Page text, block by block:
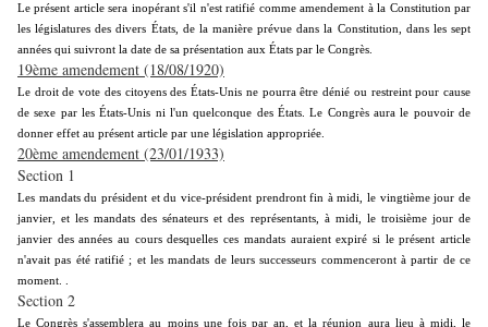
Le présent article sera inopérant s'il n'est ratifié comme amendement à la Constitution par
les législatures des divers États, de la manière prévue dans la Constitution, dans les sept
années qui suivront la date de sa présentation aux États par le Congrès.
19ème amendement (18/08/1920)
Le droit de vote des citoyens des États-Unis ne pourra être dénié ou restreint pour cause
de sexe par les États-Unis ni l'un quelconque des États. Le Congrès aura le pouvoir de
donner effet au présent article par une législation appropriée.
20ème amendement (23/01/1933)
Section 1
Les mandats du président et du vice-président prendront fin à midi, le vingtième jour de
janvier, et les mandats des sénateurs et des représentants, à midi, le troisième jour de
janvier des années au cours desquelles ces mandats auraient expiré si le présent article
n'avait pas été ratifié ; et les mandats de leurs successeurs commenceront à partir de ce
moment. .
Section 2
Le Congrès s'assemblera au moins une fois par an, et la réunion aura lieu à midi, le